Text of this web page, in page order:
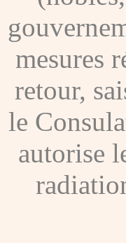
mesures
retour,
le
autorise